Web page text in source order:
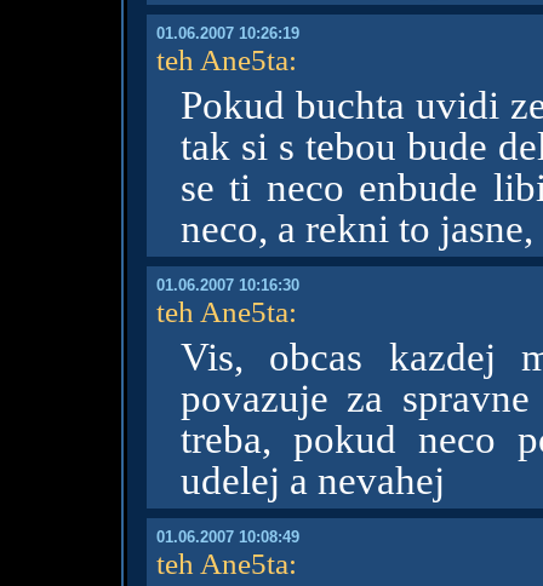
01.06.2007 10:26:19
teh Ane5ta:
Pokud buchta uvidi
tak si s tebou bude
se ti neco enbude
neco, a rekni to
01.06.2007 10:16:30
teh Ane5ta:
Vis, obcas kazdej
povazuje za
treba, pokud neco
udelej a nevahej
01.06.2007 10:08:49
teh Ane5ta: